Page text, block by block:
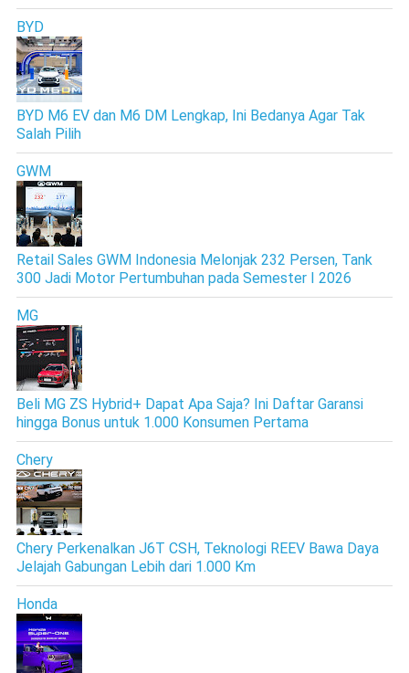
BYD
BYD M6 EV dan M6 DM Lengkap, Ini Bedanya Agar Tak
Salah Pilih
GWM
Retail Sales GWM Indonesia Melonjak 232 Persen, Tank
300 Jadi Motor Pertumbuhan pada Semester I 2026
MG
Beli MG ZS Hybrid+ Dapat Apa Saja? Ini Daftar Garansi
hingga Bonus untuk 1.000 Konsumen Pertama
Chery
Chery Perkenalkan J6T CSH, Teknologi REEV Bawa Daya
Jelajah Gabungan Lebih dari 1.000 Km
Honda